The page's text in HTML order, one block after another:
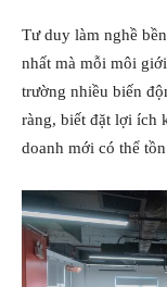
Tư duy làm nghề
nhất mà mỗi môi
trường nhiều biến
ràng, biết đặt lợi ích
doanh mới có thể